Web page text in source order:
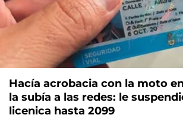
Hacía acrobacia con la moto
la subía a las redes: le
licenica hasta 2099